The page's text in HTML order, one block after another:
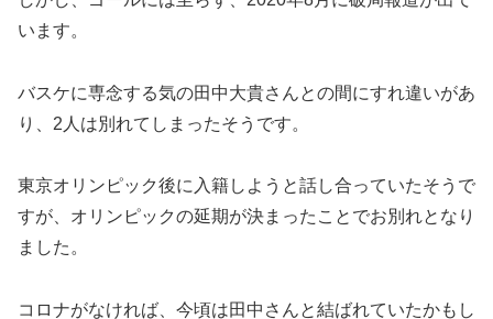
います。
バスケに専念する気の田中大貴さんとの間にすれ違いがあ
り、2人は別れてしまったそうです。
東京オリンピック後に入籍しようと話し合っていたそうで
すが、オリンピックの延期が決まったことでお別れとなり
ました。
コロナがなければ、今頃は田中さんと結ばれていたかもし